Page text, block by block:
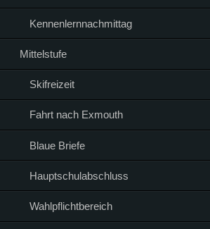
Kennenlernnachmittag
Mittelstufe
Skifreizeit
Fahrt nach Exmouth
Blaue Briefe
Hauptschulabschluss
Wahlpflichtbereich